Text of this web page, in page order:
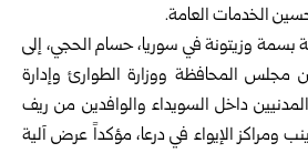
الخدمات العامة.
بسمة وزيتونة في سوريا، حسام الحجي، إلى
مجلس المحافظة ووزارة الطوارئ وإدارة
داخل السويداء والوافدين من ريف
ومراكز الإيواء في درعا، مؤكداً عرض آلية